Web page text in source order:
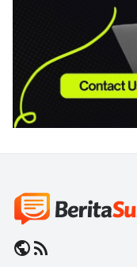
publicrss_feed